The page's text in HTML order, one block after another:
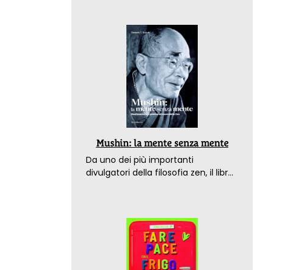
Mushin: la mente senza mente
Da uno dei più importanti
divulgatori della filosofia zen, il libro